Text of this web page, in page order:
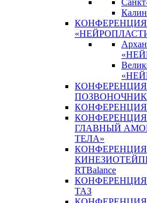
КОНФЕРЕНЦИЯ
КОНФЕРЕНЦИЯ
ГЛАВНЫЙ
ТЕЛА»
КОНФЕРЕНЦИЯ
RTBalance
ТАЗ